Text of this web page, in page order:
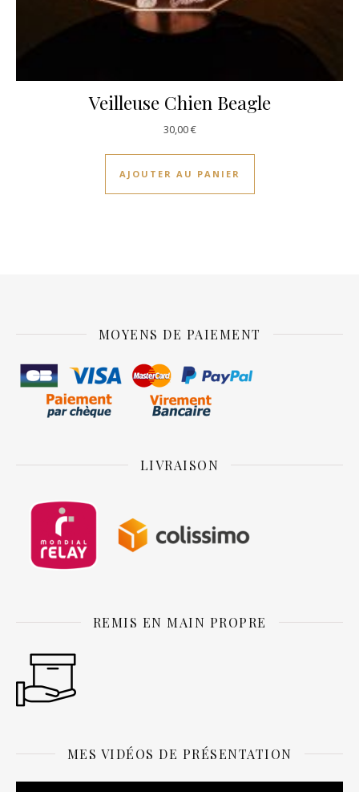
Veilleuse Chien Beagle
30,00€
AJOUTER AU PANIER
MOYENS DE PAIEMENT
LIVRAISON
REMIS EN MAIN PROPRE
MES VIDÉOS DE PRÉSENTATION